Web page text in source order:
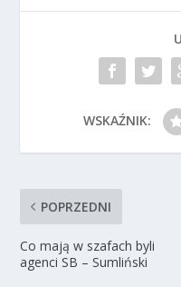
WSKAŹNIK:
POPRZEDNI
Co mają w szafach byli
agenci SB – Sumliński